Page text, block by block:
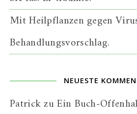
Mit Heilpflanzen gegen
Behandlungsvorschlag.
NEUESTE
PatrickzuEin Buch-